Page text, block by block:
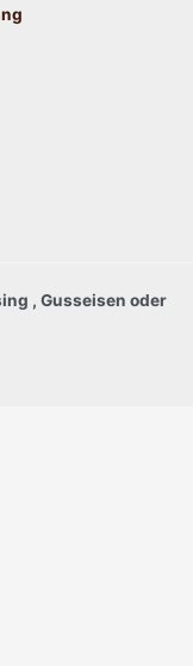
, Gusseisen oder